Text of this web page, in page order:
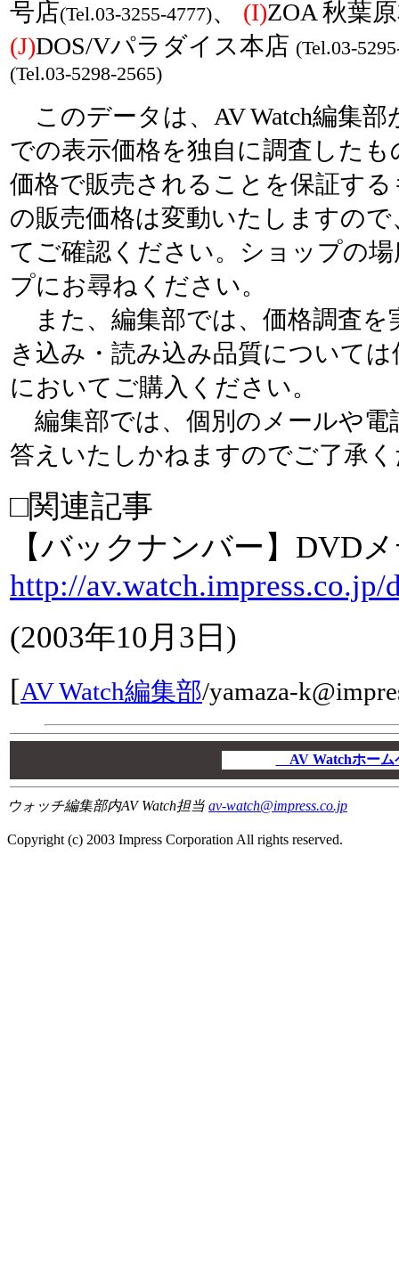
号店(Tel.03-3255-4777)、 (I)ZOA 秋葉
(J)DOS/Vパラダイス本店 (Tel.03-
(Tel.03-5298-2565)
このデータは、AV Watch編集部
での表示価格を独自に調査した
価格で販売されることを保証す
の販売価格は変動いたしますの
てご確認ください。ショップの
プにお尋ねください。
また、編集部では、価格調査を
き込み・読み込み品質について
においてご購入ください。
編集部では、個別のメールや電
答えいたしかねますのでご了承
□関連記事
【バックナンバー】DVD
http://av.watch.impress.co.jp/
(2003年10月3日)
[AV Watch編集部/yamaza-
AV Watchホー
ウォッチ編集部内AV Watch担当 av-watch@impress.co.jp
Copyright (c) 2003 Impress Corporation All rights reserved.